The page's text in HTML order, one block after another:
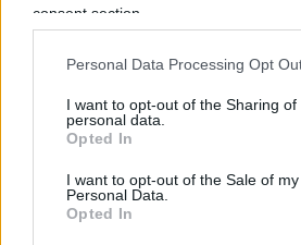
consent section.
Personal Data Processing Opt
I want to opt-out of the Sharing of
personal data.
Opted In
I want to opt-out of the Sale of my
Personal Data.
Opted In